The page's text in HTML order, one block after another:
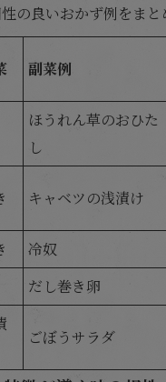
の良いおかず例をまと
副菜例
ほうれん草のおひた
し
キャベツの浅漬け
冷奴
だし巻き卵
ごぼうサラダ